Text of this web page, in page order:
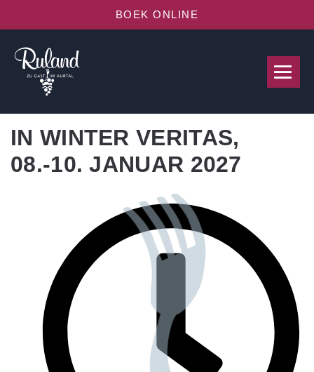
BOEK ONLINE
IN WINTER VERITAS,
08.-10. JANUAR 2027